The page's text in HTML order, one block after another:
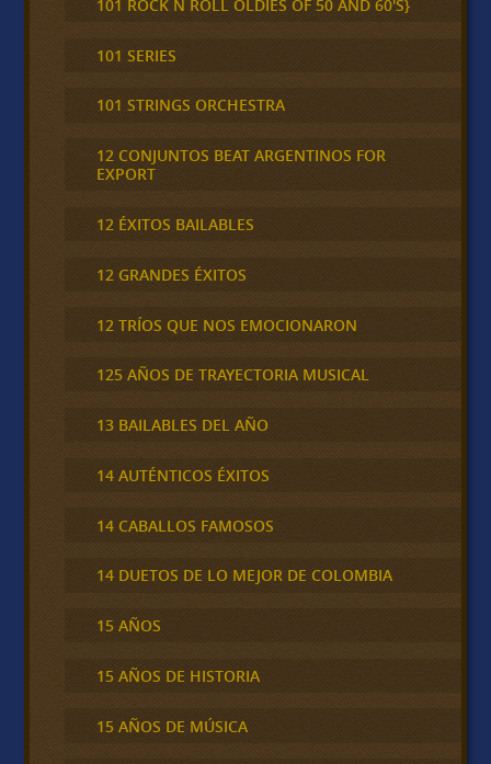
101 ROCK N ROLL OLDIES OF 50 AND 60'S}
101 SERIES
101 STRINGS ORCHESTRA
12 CONJUNTOS BEAT ARGENTINOS FOR
EXPORT
12 ÉXITOS BAILABLES
12 GRANDES ÉXITOS
12 TRÍOS QUE NOS EMOCIONARON
125 AÑOS DE TRAYECTORIA MUSICAL
13 BAILABLES DEL AÑO
14 AUTÉNTICOS ÉXITOS
14 CABALLOS FAMOSOS
14 DUETOS DE LO MEJOR DE COLOMBIA
15 AÑOS
15 AÑOS DE HISTORIA
15 AÑOS DE MÚSICA